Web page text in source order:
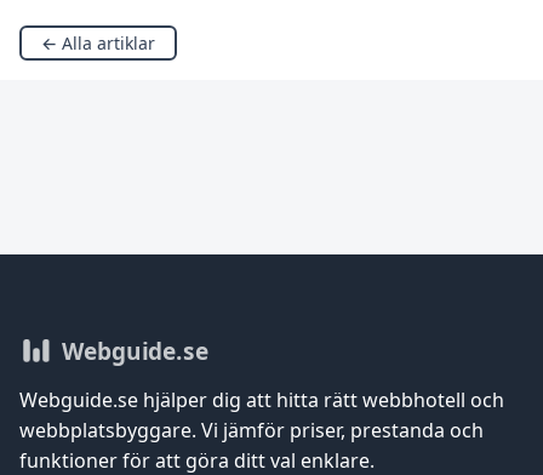
← Alla artiklar
Webguide.se
Webguide.se hjälper dig att hitta rätt webbhotell och
webbplatsbyggare. Vi jämför priser, prestanda och
funktioner för att göra ditt val enklare.